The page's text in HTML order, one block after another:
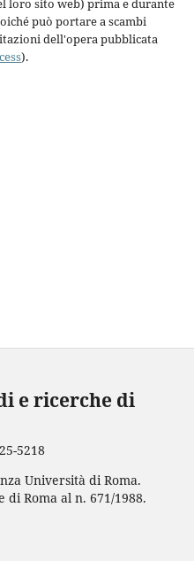
loro sito web) prima e durante
può portare a scambi
dell'opera pubblicata
).
e ricerche di
5218
Università di Roma.
Roma al n. 671/1988.